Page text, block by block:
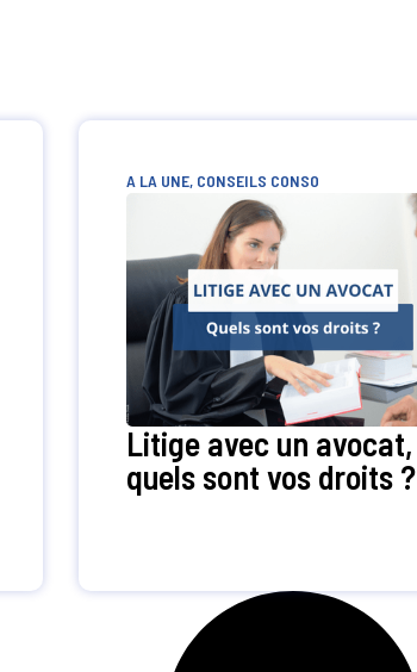
A LA UNE, CONSEILS CONSO
Litige avec un avocat,
quels sont vos droits ?